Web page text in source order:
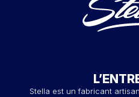
Stella est un fabricant